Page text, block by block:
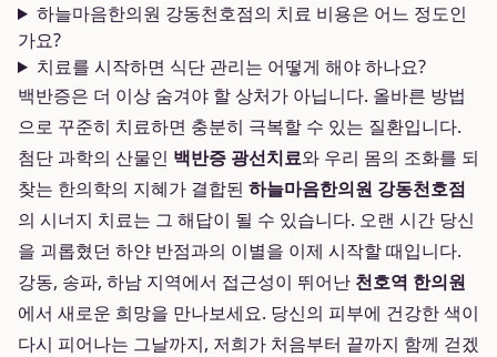
하늘마음한의원 강동천호점의 치료 비용은 어느 정도인
가요?
치료를 시작하면 식단 관리는 어떻게 해야 하나요?
백반증은 더 이상 숨겨야 할 상처가 아닙니다. 올바른 방법
으로 꾸준히 치료하면 충분히 극복할 수 있는 질환입니다.
첨단 과학의 산물인 백반증 광선치료와 우리 몸의 조화를 되
찾는 한의학의 지혜가 결합된 하늘마음한의원 강동천호점
의 시너지 치료는 그 해답이 될 수 있습니다. 오랜 시간 당신
을 괴롭혔던 하얀 반점과의 이별을 이제 시작할 때입니다.
강동, 송파, 하남 지역에서 접근성이 뛰어난 천호역 한의원
에서 새로운 희망을 만나보세요. 당신의 피부에 건강한 색이
다시 피어나는 그날까지, 저희가 처음부터 끝까지 함께 걷겠